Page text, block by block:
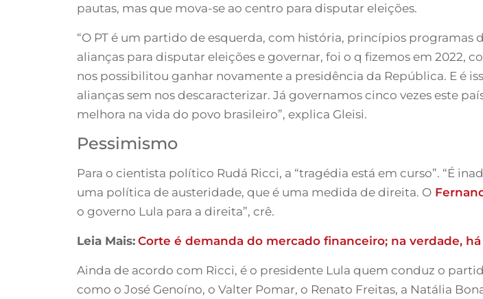
pautas, mas que mova-se ao centro para disputar eleições.
“O PT é um partido de esquerda, com história, princípios programas
alianças para disputar eleições e governar, foi o q fizemos em 2022,
nos possibilitou ganhar novamente a presidência da República. E é
alianças sem nos descaracterizar. Já governamos cinco vezes este
melhora na vida do povo brasileiro”, explica Gleisi.
Pessimismo
Para o cientista político Rudá Ricci, a “tragédia está em curso”. “É
uma política de austeridade, que é uma medida de direita. O
o governo Lula para a direita”, crê.
Leia Mais: Corte é demanda do mercado financeiro; na verdade,
Ainda de acordo com Ricci, é o presidente Lula quem conduz o
como o José Genoíno, o Valter Pomar, o Renato Freitas, a Natália